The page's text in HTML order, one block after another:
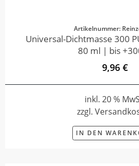
Artikelnummer:
Universal-Dichtmasse 300
80 ml | bis
9,96 €
inkl. 20 %
zzgl.
IN DEN